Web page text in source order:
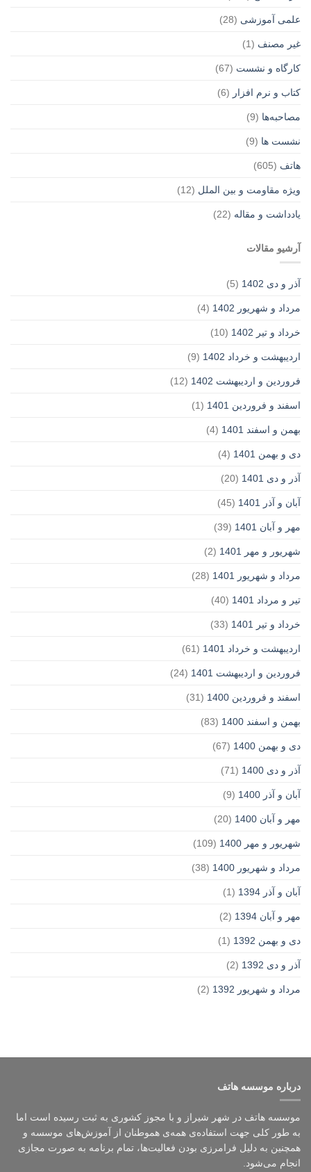
علمی آموزشی (28)
غير مصنف (1)
کارگاه و نشست (67)
کتاب و نرم افزار (6)
مصاحبه‌ها (9)
نشست ها (9)
هاتف (605)
ویژه مقاومت و بین الملل (12)
یادداشت‌ و مقاله (22)
آرشیو مقالات
آذر و دی 1402 (5)
مرداد و شهریور 1402 (4)
خرداد و تیر 1402 (10)
اردیبهشت و خرداد 1402 (9)
فروردین و اردیبهشت 1402 (12)
اسفند و فروردین 1401 (1)
بهمن و اسفند 1401 (4)
دی و بهمن 1401 (4)
آذر و دی 1401 (20)
آبان و آذر 1401 (45)
مهر و آبان 1401 (39)
شهریور و مهر 1401 (2)
مرداد و شهریور 1401 (28)
تیر و مرداد 1401 (40)
خرداد و تیر 1401 (33)
اردیبهشت و خرداد 1401 (61)
فروردین و اردیبهشت 1401 (24)
اسفند و فروردین 1400 (31)
بهمن و اسفند 1400 (83)
دی و بهمن 1400 (67)
آذر و دی 1400 (71)
آبان و آذر 1400 (9)
مهر و آبان 1400 (20)
شهریور و مهر 1400 (109)
مرداد و شهریور 1400 (38)
آبان و آذر 1394 (1)
مهر و آبان 1394 (2)
دی و بهمن 1392 (1)
آذر و دی 1392 (2)
مرداد و شهریور 1392 (2)
درباره موسسه هاتف
موسسه هاتف در شهر شیراز و با مجوز کشوری به ثبت رسیده است اما
به طور کلی جهت استفاده‌ی همه‌ی هموطنان از آموزش‌های موسسه و
همچنین به دلیل فرامرزی بودن فعالیت‌ها، تمام برنامه به صورت مجازی
انجام می‌شود.